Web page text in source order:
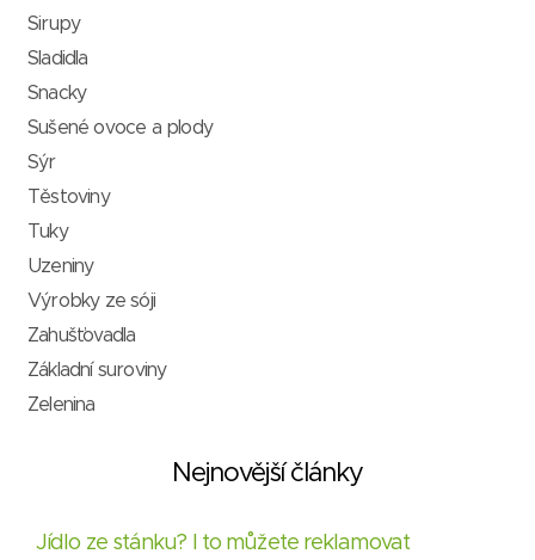
Sirupy
Sladidla
Snacky
Sušené ovoce a plody
Sýr
Těstoviny
Tuky
Uzeniny
Výrobky ze sóji
Zahušťovadla
Základní suroviny
Zelenina
Nejnovější články
Jídlo ze stánku? I to můžete reklamovat